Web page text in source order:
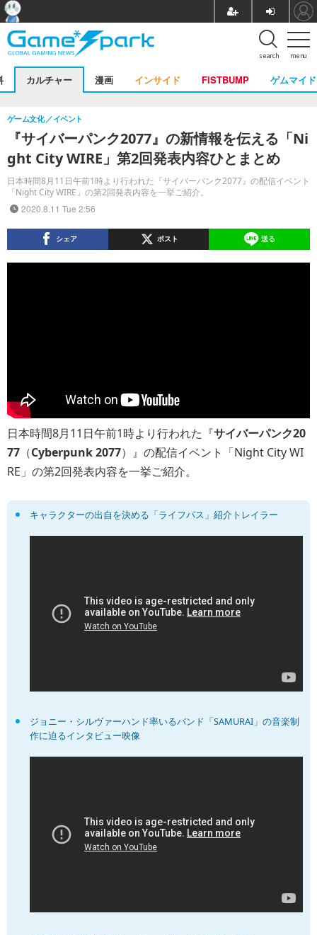
menu
search
カルチャー 漫画 インサイド FISTBUMP ゲムマイド
『サイバーパンク2077』の新情報を伝える「Ni
ght City WIRE」第2回発表内容ひとまとめ
日本時間8月11日午前1時より行われた『サイバーパンク2077』の配信イベント
「Night City WIRE」の第2回発表内容を一挙ご紹介。
ゲーム文化 イベント
2020.8.11 Tue 2:56
シェア ポスト 送る
日本時間8月11日午前1時より行われた『サイバーパンク20
77 （Cyberpunk 2077）』の配信イベント「Night City WI
RE」の第2回発表内容を一挙ご紹介。
キャラクターの出自を決める「ライフパス」紹介トレイラー
ジョニー・シルヴァーハンド率いるバンド「SAMURAI」の音楽制
作に迫るインタビュー映像